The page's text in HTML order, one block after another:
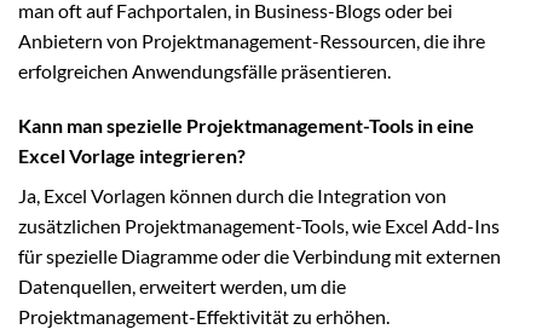
man oft auf Fachportalen, in Business-Blogs oder bei
Anbietern von Projektmanagement-Ressourcen, die ihre
erfolgreichen Anwendungsfälle präsentieren.
Kann man spezielle Projektmanagement-Tools in eine
Excel Vorlage integrieren?
Ja, Excel Vorlagen können durch die Integration von
zusätzlichen Projektmanagement-Tools, wie Excel Add-Ins
für spezielle Diagramme oder die Verbindung mit externen
Datenquellen, erweitert werden, um die
Projektmanagement-Effektivität zu erhöhen.